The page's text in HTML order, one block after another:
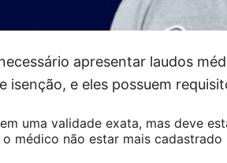
apresentar laudos
isenção, e eles possuem
uma validade exata, mas deve
médico não estar mais cadastrado